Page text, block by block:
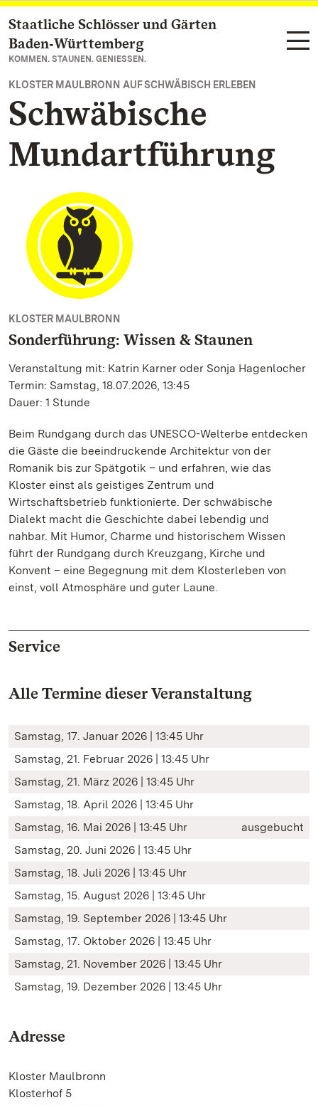
Zum Hauptinhalt springen
Staatliche Schlösser und Gärten
Baden‑Württemberg
KOMMEN. STAUNEN. GENIESSEN.
KLOSTER MAULBRONN AUF SCHWÄBISCH ERLEBEN
Schwäbische
Mundartführung
KLOSTER MAULBRONN
Sonderführung: Wissen & Staunen
Veranstaltung mit: Katrin Karner oder Sonja Hagenlocher
Termin: Samstag, 18.07.2026, 13:45
Dauer: 1 Stunde
Beim Rundgang durch das UNESCO-Welterbe entdecken
die Gäste die beeindruckende Architektur von der
Romanik bis zur Spätgotik – und erfahren, wie das
Kloster einst als geistiges Zentrum und
Wirtschaftsbetrieb funktionierte. Der schwäbische
Dialekt macht die Geschichte dabei lebendig und
nahbar. Mit Humor, Charme und historischem Wissen
führt der Rundgang durch Kreuzgang, Kirche und
Konvent – eine Begegnung mit dem Klosterleben von
einst, voll Atmosphäre und guter Laune.
Service
Alle Termine dieser Veranstaltung
Samstag, 17. Januar 2026 | 13:45 Uhr
Samstag, 21. Februar 2026 | 13:45 Uhr
Samstag, 21. März 2026 | 13:45 Uhr
Samstag, 18. April 2026 | 13:45 Uhr
Samstag, 16. Mai 2026 | 13:45 Uhr
ausgebucht
Samstag, 20. Juni 2026 | 13:45 Uhr
Samstag, 18. Juli 2026 | 13:45 Uhr
Samstag, 15. August 2026 | 13:45 Uhr
Samstag, 19. September 2026 | 13:45 Uhr
Samstag, 17. Oktober 2026 | 13:45 Uhr
Samstag, 21. November 2026 | 13:45 Uhr
Samstag, 19. Dezember 2026 | 13:45 Uhr
Adresse
Kloster Maulbronn
Klosterhof 5